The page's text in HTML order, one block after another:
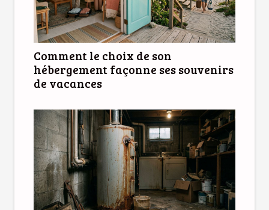
Comment le choix de son
hébergement façonne ses souvenirs
de vacances